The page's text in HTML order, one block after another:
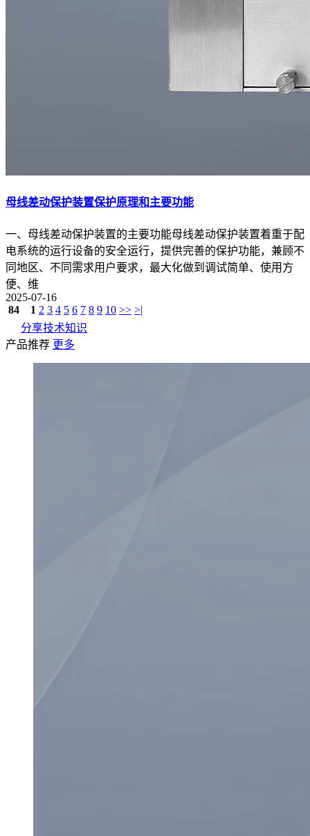
母线差动保护装置保护原理和主要功能
一、母线差动保护装置的主要功能母线差动保护装置着重于配
电系统的运行设备的安全运行，提供完善的保护功能，兼顾不
同地区、不同需求用户要求，最大化做到调试简单、使用方
便、维
2025-07-16
84
1 2 3 4 5 6 7 8 9 10 >> >|
分享技术知识
产品推荐 更多